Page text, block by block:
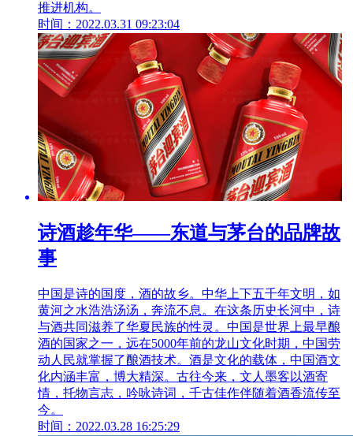
推进机构。
时间：2022.03.31 09:23:04
诗酒趁年华——东道与茅台的品牌故
事
中国是诗的国度，酒的故乡。中华上下五千年文明，如
黄河之水浩浩汤汤，奔流不息。在这条历史长河中，诗
与酒共同滋养了华夏民族的性灵。中国是世界上最早酿
酒的国家之一，远在5000年前的龙山文化时期，中国劳
动人民就掌握了酿酒技术。酒是文化的载体，中国酒文
化内涵丰富，博大精深。古往今来，文人墨客以酒寄
情，托物言志，吟咏诗词，千古佳作伴随着酒香流传至
今。
时间：2022.03.28 16:25:29